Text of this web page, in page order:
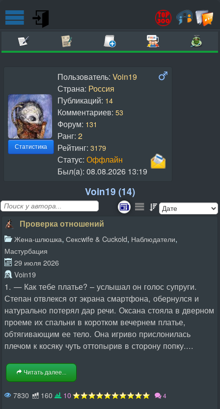
Статистика
Пользователь: Voin19
Страна: Россия
Публикаций: 14
Комментариев: 53
Форум: 131
Ранг: 2
Рейтинг: 3179
Статус: Оффлайн
Был(a): 08.08.2026 13:19
Voin19 (14)
Проверка отношений
Жена-шлюшка, Сексwife & Cuckold, Наблюдатели,
Мастурбация
29 июля 2026
Voin19
1. — Как тебе платье? – услышал он голос супруги.
Степан отвлекся от экрана смартфона, обернулся и
натурально потерял дар речи. Оксана стояла в дверном
проеме их спальни в коротком вечернем платье,
обтягивающим ее тело. Она игриво прислонилась
плечом к косяку чуть оттопырив в сторону попку....
Читать далее...
7830 160 10 4